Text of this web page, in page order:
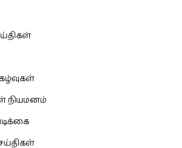
நியமனம்